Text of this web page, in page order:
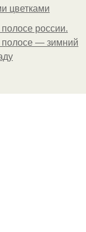
цветками
россии.
— зимний